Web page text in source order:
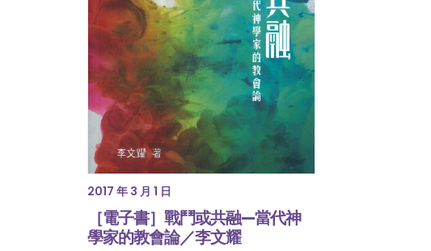
2017 年 3 月 1 日
［電子書］戰鬥或共融—當代神
學家的教會論／李文耀